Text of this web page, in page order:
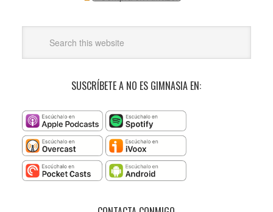
SUSCRÍBETE A NO ES GIMNASIA EN: